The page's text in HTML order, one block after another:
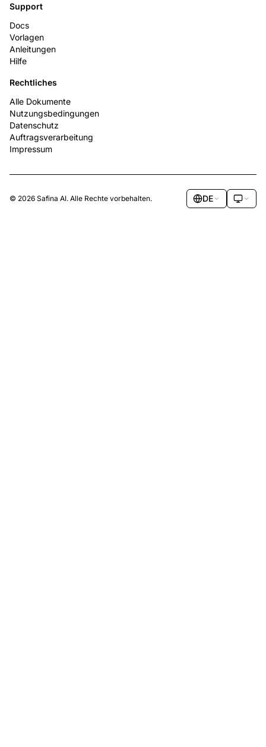
Support
Docs
Vorlagen
Anleitungen
Hilfe
Rechtliches
Alle Dokumente
Nutzungsbedingungen
Datenschutz
Auftragsverarbeitung
Impressum
© 2026 Safina AI. Alle Rechte vorbehalten. DE